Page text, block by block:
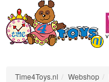
Time4Toys.nl Webshop